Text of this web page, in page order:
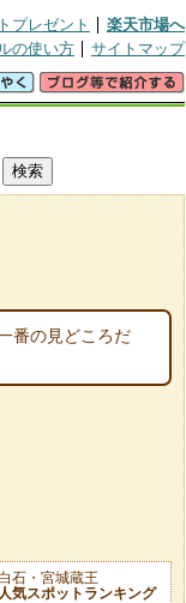
プレゼント
楽天市場へ
の使い方 サイトマップ
番の見どころだ
石・宮城蔵王
人気スポットランキング